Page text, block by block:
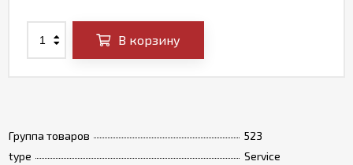
Группа товаров
523
type
Service
В корзину